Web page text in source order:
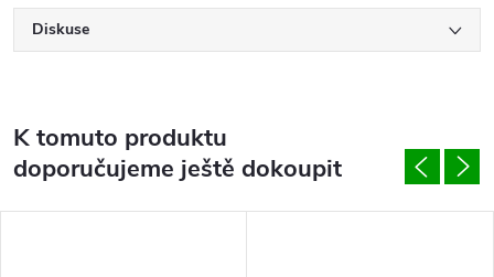
Diskuse
K tomuto produktu
doporučujeme ještě dokoupit